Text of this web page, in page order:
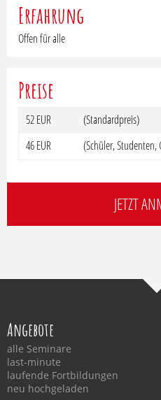
Erfahrung
Offen für alle
Preise
52 EUR
(Standardpreis)
46 EUR
(Schüler, Studenten,
JETZT
Angebote
alle Seminare
last-minute
laufende Fortbildungen
neu hochgeladen